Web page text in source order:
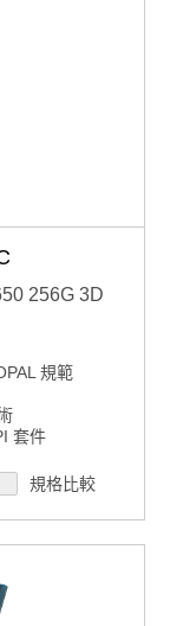
256G 3D
規範
套件
規格比較